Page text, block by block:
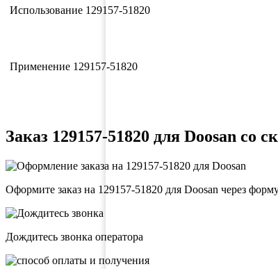
Использование 129157-51820
Применение 129157-51820
Заказ 129157-51820 для Doosan со
Оформите заказ на 129157-51820 для Doosan через
Дождитесь звонка оператора